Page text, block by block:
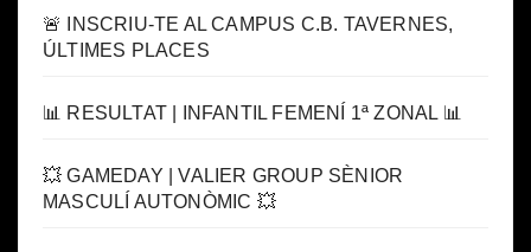
🚨 INSCRIU-TE AL CAMPUS C.B. TAVERNES,
ÚLTIMES PLACES
📊 RESULTAT | INFANTIL FEMENÍ 1ª ZONAL 📊
💥 GAMEDAY | VALIER GROUP SÈNIOR
MASCULÍ AUTONÒMIC 💥